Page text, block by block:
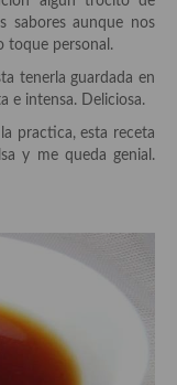
sabores aunque nos
toque personal.
tenerla guardada en
e intensa. Deliciosa.
practica, esta receta
y me queda genial.